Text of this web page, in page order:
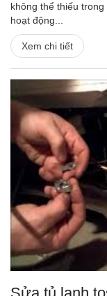
không thể thiếu
hoạt động...
Xem chi tiết